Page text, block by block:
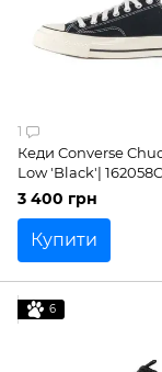
1
Кеди Converse
Low 'Black'| 162058C
3 400 грн
Купити
6